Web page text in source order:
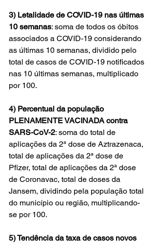
3) Letalidade de COVID-19 nas últimas
10 semanas: soma de todos os óbitos
associados a COVID-19 considerando
as últimas 10 semanas, dividido pelo
total de casos de COVID-19 notificados
nas 10 últimas semanas, multiplicado
por 100.
4) Percentual da população
PLENAMENTE VACINADA contra
SARS-CoV-2: soma do total de
aplicações da 2ª dose de Aztrazenaca,
total de aplicações da 2ª dose de
Pfizer, total de aplicações da 2ª dose
de Coronavac, total de doses da
Jansem, dividindo pela população total
do município ou região, multiplicando-
se por 100.
5) Tendência da taxa de casos novos